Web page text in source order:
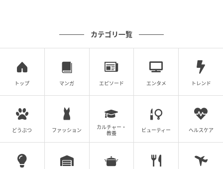
め、別途、擁壁の専門業者による調査を依頼する
「傾斜地の住まい」が合う人もいる
ここまで擁壁のトラブルを中心に紹介してきました
が、傾斜地の住まいには大きな魅力もあります。眺望
の良さ、平坦地より価格を抑えられること、独立性の
高さなど、平坦な土地にはない価値があります。
カテゴリ一覧
トップ マンガ エピソード エンタメ トレンド
どうぶつ ファッション
カルチャー・
教養
ビューティー ヘルスケア